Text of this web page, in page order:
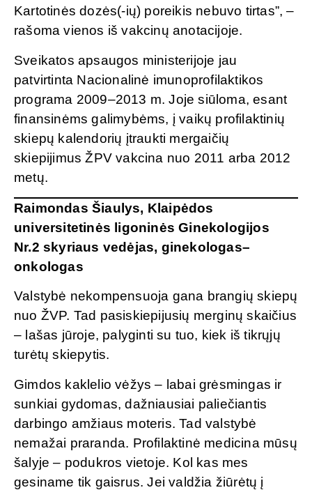
Kartotinės dozės(-ių) poreikis nebuvo tirtas”, –
rašoma vienos iš vakcinų anotacijoje.
Sveikatos apsaugos ministerijoje jau
patvirtinta Nacionalinė imunoprofilaktikos
programa 2009–2013 m. Joje siūloma, esant
finansinėms galimybėms, į vaikų profilaktinių
skiepų kalendorių įtraukti mergaičių
skiepijimus ŽPV vakcina nuo 2011 arba 2012
metų.
Raimondas Šiaulys, Klaipėdos
universitetinės ligoninės Ginekologijos
Nr.2 skyriaus vedėjas, ginekologas–
onkologas
Valstybė nekompensuoja gana brangių skiepų
nuo ŽVP. Tad pasiskiepijusių merginų skaičius
– lašas jūroje, palyginti su tuo, kiek iš tikrųjų
turėtų skiepytis.
Gimdos kaklelio vėžys – labai grėsmingas ir
sunkiai gydomas, dažniausiai paliečiantis
darbingo amžiaus moteris. Tad valstybė
nemažai praranda. Profilaktinė medicina mūsų
šalyje – podukros vietoje. Kol kas mes
gesiname tik gaisrus. Jei valdžia žiūrėtų į